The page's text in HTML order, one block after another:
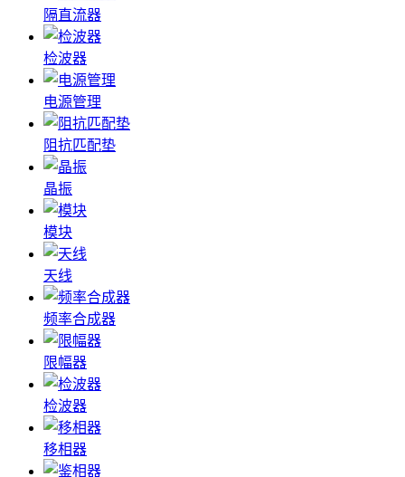
隔直流器
检波器
电源管理
阻抗匹配垫
晶振
模块
天线
频率合成器
限幅器
检波器
移相器